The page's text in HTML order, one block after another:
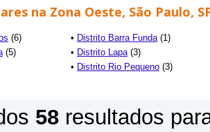
na Zona Oeste, São Paulo,
(6) • Distrito Barra Funda(1)
(5) • Distrito Lapa(3)
• Distrito Rio Pequeno (3)
58 resultados